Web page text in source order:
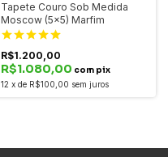
Tapete Couro Sob Medida
Moscow (5x5) Marfim
R$1.200,00
R$1.080,00 com pix
12 x de R$100,00 sem juros